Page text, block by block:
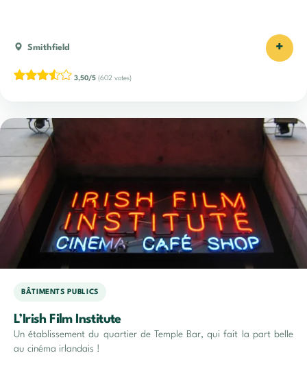
Smithfield +
3,50/5 (602 votes)
BÂTIMENTS PUBLICS
L’Irish Film Institute
Un établissement du quartier de Temple Bar, qui fait la part belle
au cinéma irlandais !